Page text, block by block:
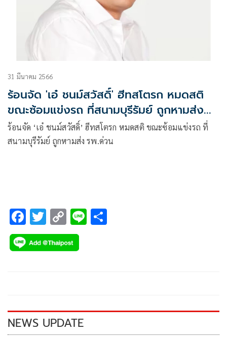
31 มีนาคม 2566
ร้อนจัด 'เอ๋​ ชนม์สวัสดิ์' ฮีทสโตรก หมดสติ​
ขณะซ้อมแข่งรถ​ ที่สนามบุรีรัมย์​ ถูกหามส่ง
รพ.ด่วน
ร้อนจัด ‘เอ๋​ ชนม์สวัสดิ์’ ฮีทสโตรก หมดสติ​ ขณะซ้อมแข่งรถ​ ที่
สนามบุรีรัมย์​ ถูกหามส่ง รพ.ด่วน
F
ac
e
k
T
wi
tt
C
o
p
k
Li
NEWS UPDATE